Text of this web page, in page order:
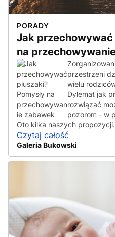
PORADY
Jak przechowywać
na
przestrzeni
wielu
Dylemat jak
rozwiązać
pozorom - w
Oto kilka naszych propozycji.
Czytaj całość
Galeria Bukowski